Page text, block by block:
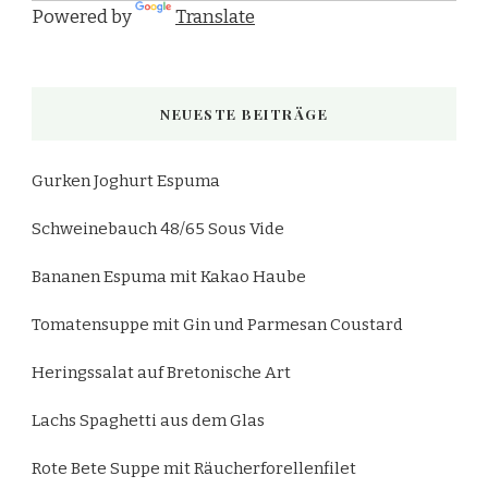
Powered by Translate
NEUESTE BEITRÄGE
Gurken Joghurt Espuma
Schweinebauch 48/65 Sous Vide
Bananen Espuma mit Kakao Haube
Tomatensuppe mit Gin und Parmesan Coustard
Heringssalat auf Bretonische Art
Lachs Spaghetti aus dem Glas
Rote Bete Suppe mit Räucherforellenfilet